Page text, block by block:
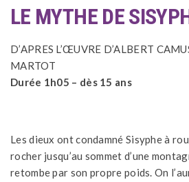
LE MYTHE DE
D’APRES L’ŒUVRE D’ALBERT
MARTOT
Durée 1h05 – dès 15 ans
Les dieux ont condamné Sisyphe à
rocher jusqu’au sommet d’une
retombe par son propre poids. On